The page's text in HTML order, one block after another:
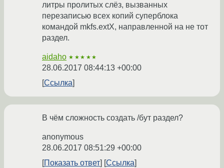
литры пролитых слёз, вызванных
перезаписью всех копий суперблока
командой mkfs.extX, направленной на не тот
раздел.
aidaho ★★★★★
28.06.2017 08:44:13 +00:00
Ссылка
В чём сложность создать /бут раздел?
anonymous
28.06.2017 08:51:29 +00:00
Показать ответ
Ссылка